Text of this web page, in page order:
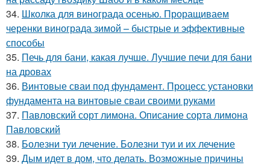
34. Школка для винограда осенью. Проращиваем
черенки винограда зимой – быстрые и эффективные
способы
35. Печь для бани, какая лучше. Лучшие печи для бани
на дровах
36. Винтовые сваи под фундамент. Процесс установки
фундамента на винтовые сваи своими руками
37. Павловский сорт лимона. Описание сорта лимона
Павловский
38. Болезни туи лечение. Болезни туи и их лечение
39. Дым идет в дом, что делать. Возможные причины